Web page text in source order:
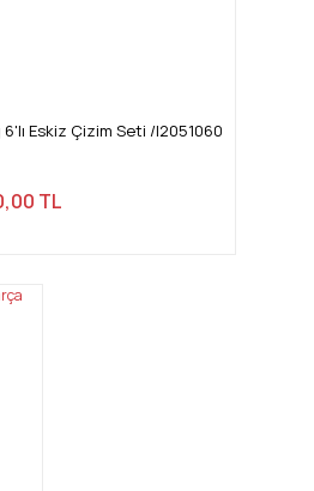
Eskiz Çizim Seti /l2051060
TL